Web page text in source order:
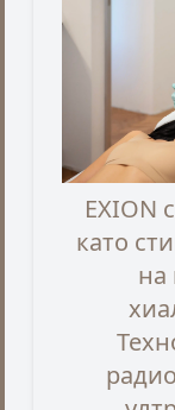
EXION
като
на